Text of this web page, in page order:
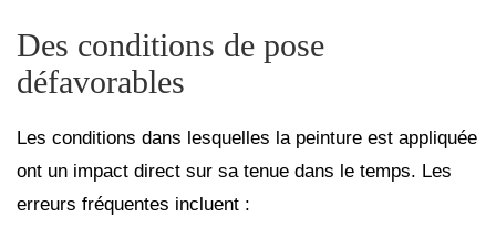
Des conditions de pose
défavorables
Les conditions dans lesquelles la peinture est appliquée
ont un impact direct sur sa tenue dans le temps. Les
erreurs fréquentes incluent :